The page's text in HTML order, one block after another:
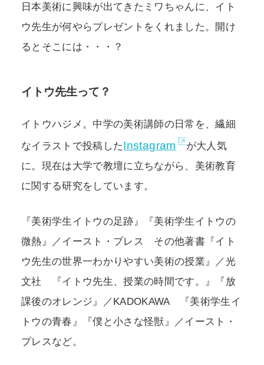
日本美術に興味が出てきたミワちゃんに、イト
ウ先生が何やらプレゼントをくれました。開け
るとそこには・・・？
イトウ先生って？
イトウハジメ。中学の美術講師の日常を、繊細
なイラストで投稿したInstagram
が大人気
に。現在は大学で教壇に立ちながら、美術教育
に関する研究をしています。
『美術学生イトウの足跡』『美術学生イトウの
微熱』／イースト・プレス その他著書『イト
ウ先生の世界一わかりやすい美術の授業』／光
文社 『イトウ先生、授業の時間です。』『放
課後のオレンジ』／KADOKAWA 『美術学生イ
トウの青春』『僕と小さな怪獣』／イースト・
プレスなど。